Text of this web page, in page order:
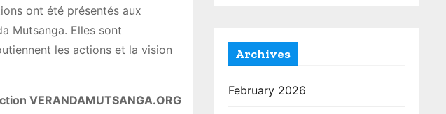
ont été présentés aux
Mutsanga. Elles sont
les actions et la vision
VERANDAMUTSANGA.ORG
Archives
February 2026